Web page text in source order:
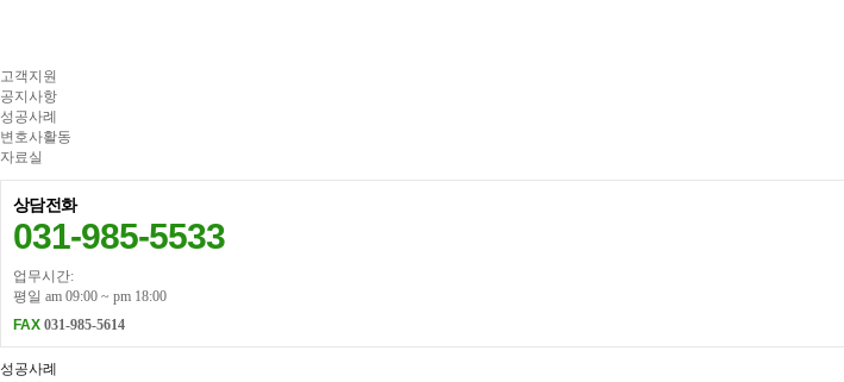
고객지원
공지사항
성공사례
변호사활동
자료실
상담전화
031-985-5533
업무시간:
평일 am 09:00 ~ pm 18:00
FAX 031-985-5614
성공사례